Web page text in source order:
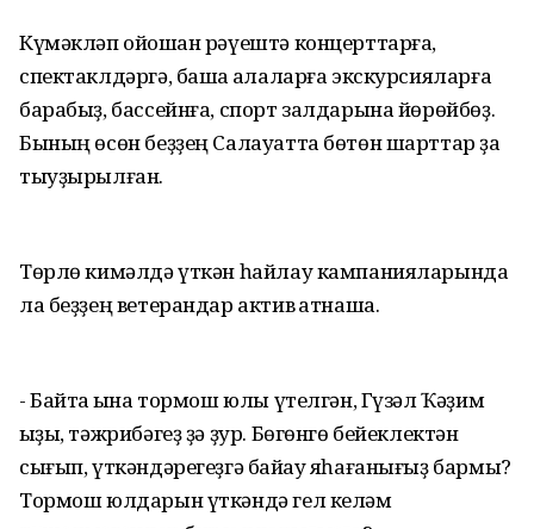
Күмәкләп ойошҡан рәүештә концерттарға,
спектаклдәргә, башҡа ҡалаларға экскурсияларға
барабыҙ, бассейнға, спорт залдарына йөрөйбөҙ.
Бының өсөн беҙҙең Салауатта бөтөн шарттар ҙа
тыуҙырылған.
Төрлө кимәлдә үткән һайлау кампанияларында
ла беҙҙең ветерандар актив ҡатнаша.
- Байтаҡ ҡына тормош юлы үтелгән, Гүзәл Ҡәҙим
ҡыҙы, тәжрибәгеҙ ҙә ҙур. Бөгөнгө бейеклектән
сығып, үткәндәрегеҙгә байҡау яһағанығыҙ бармы?
Тормош юлдарын үткәндә гел келәм